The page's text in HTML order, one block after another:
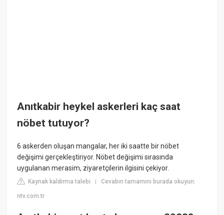
Anıtkabir heykel askerleri kaç saat
nöbet tutuyor?
6 askerden oluşan mangalar, her iki saatte bir nöbet
değişimi gerçekleştiriyor. Nöbet değişimi sırasında
uygulanan merasim, ziyaretçilerin ilgisini çekiyor.
Kaynak kaldırma talebi |Cevabın tamamını burada okuyun:
ntv.com.tr